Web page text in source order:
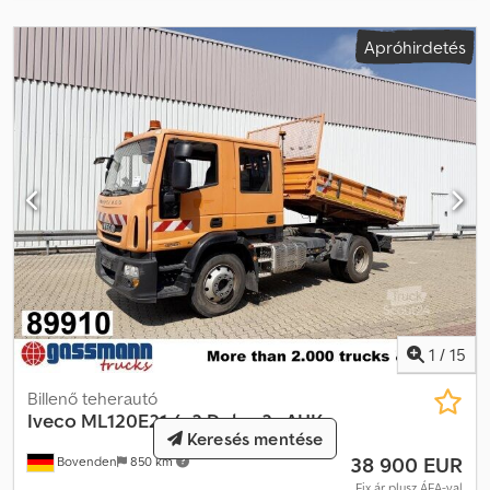
szervokormány, teherbírás (kg): 2620 Felépítménytípus: LBW,
AdBlue hibás, motor vészüzemmód, HSN/TSN: 4192/000 A
tévedések joga fenntartva.
Apróhirdetés
1 / 15
Bovenden 850 km
Billenő teherautó
Iveco ML120E21 4x2 Doka, 2x AHK
38 900 EUR
Keresés mentése